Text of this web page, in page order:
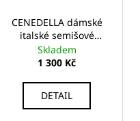
CENEDELLA dámské
italské semišové
mokasíny
Skladem
1 300 Kč
DETAIL